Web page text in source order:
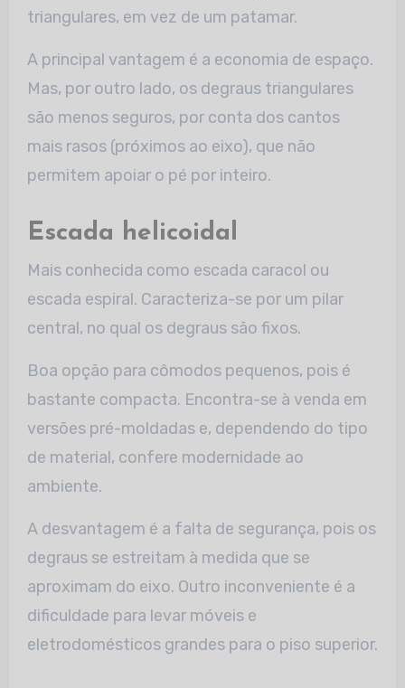
triangulares, em vez de um patamar.
A principal vantagem é a economia de espaço.
Mas, por outro lado, os degraus triangulares
são menos seguros, por conta dos cantos
mais rasos (próximos ao eixo), que não
permitem apoiar o pé por inteiro.
Escada helicoidal
Mais conhecida como escada caracol ou
escada espiral. Caracteriza-se por um pilar
central, no qual os degraus são fixos.
Boa opção para cômodos pequenos, pois é
bastante compacta. Encontra-se à venda em
versões pré-moldadas e, dependendo do tipo
de material, confere modernidade ao
ambiente.
A desvantagem é a falta de segurança, pois os
degraus se estreitam à medida que se
aproximam do eixo. Outro inconveniente é a
dificuldade para levar móveis e
eletrodomésticos grandes para o piso superior.